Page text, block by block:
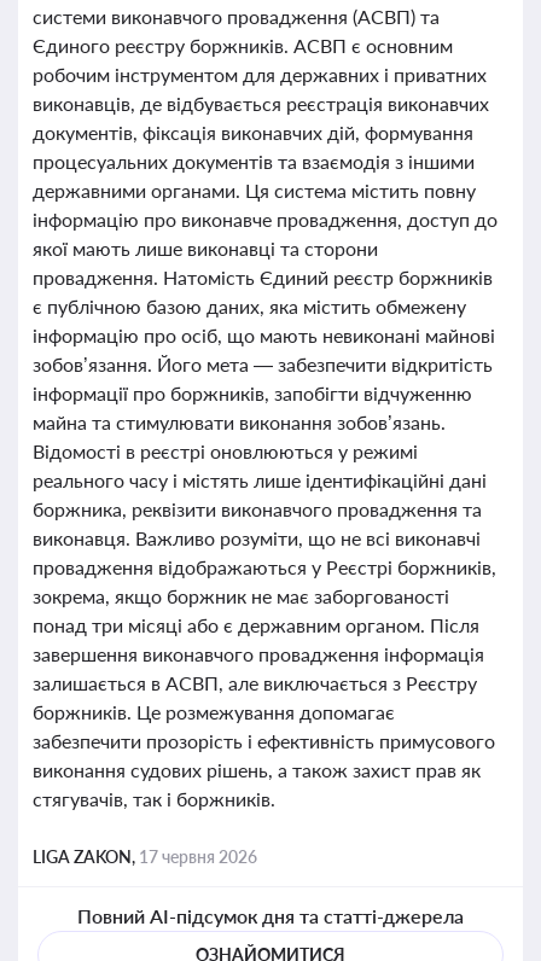
системи виконавчого провадження (АСВП) та
Єдиного реєстру боржників. АСВП є основним
робочим інструментом для державних і приватних
виконавців, де відбувається реєстрація виконавчих
документів, фіксація виконавчих дій, формування
процесуальних документів та взаємодія з іншими
державними органами. Ця система містить повну
інформацію про виконавче провадження, доступ до
якої мають лише виконавці та сторони
провадження. Натомість Єдиний реєстр боржників
є публічною базою даних, яка містить обмежену
інформацію про осіб, що мають невиконані майнові
зобов’язання. Його мета — забезпечити відкритість
інформації про боржників, запобігти відчуженню
майна та стимулювати виконання зобов’язань.
Відомості в реєстрі оновлюються у режимі
реального часу і містять лише ідентифікаційні дані
боржника, реквізити виконавчого провадження та
виконавця. Важливо розуміти, що не всі виконавчі
провадження відображаються у Реєстрі боржників,
зокрема, якщо боржник не має заборгованості
понад три місяці або є державним органом. Після
завершення виконавчого провадження інформація
залишається в АСВП, але виключається з Реєстру
боржників. Це розмежування допомагає
забезпечити прозорість і ефективність примусового
виконання судових рішень, а також захист прав як
стягувачів, так і боржників.
LIGA ZAKON, 17 червня 2026
Повний AI-підсумок дня та статті-джерела
ОЗНАЙОМИТИСЯ